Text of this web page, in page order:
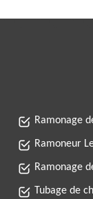
Ramonage
Ramoneur
Ramonage
Tubage de